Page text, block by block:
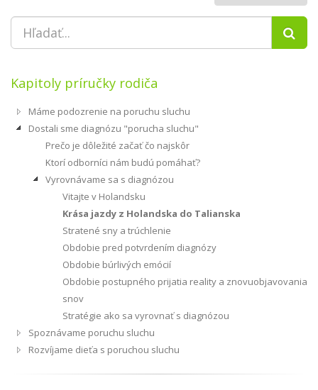
Kapitoly príručky rodiča
Máme podozrenie na poruchu sluchu
Dostali sme diagnózu "porucha sluchu"
Prečo je dôležité začať čo najskôr
Ktorí odborníci nám budú pomáhať?
Vyrovnávame sa s diagnózou
Vitajte v Holandsku
Krása jazdy z Holandska do Talianska
Stratené sny a trúchlenie
Obdobie pred potvrdením diagnózy
Obdobie búrlivých emócií
Obdobie postupného prijatia reality a znovuobjavovania
snov
Stratégie ako sa vyrovnať s diagnózou
Spoznávame poruchu sluchu
Rozvíjame dieťa s poruchou sluchu